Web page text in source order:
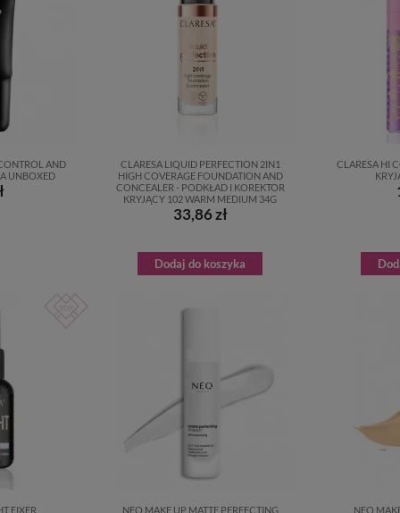
AND
UNBOXED
CLARESA LIQUID PERFECTION 2IN1
HIGH COVERAGE FOUNDATION AND
CONCEALER - PODKŁAD I KOREKTOR
KRYJĄCY 102 WARM MEDIUM 34G
33,86 zł
Dodaj do koszyka
CLARESA HI
FIXER
NEO MAKE UP MATTE PERFECTING
NEO